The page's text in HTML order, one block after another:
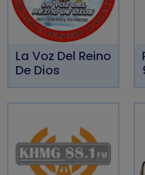
La Voz Del Reino
De Dios